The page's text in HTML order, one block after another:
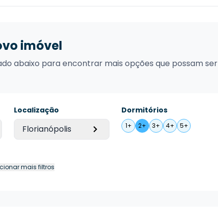
imóvel
abaixo para encontrar mais opções que possam ser
Localização
Florianópolis
Dormitórios
1+ 2+ 3+ 4+ 5+
mais filtros